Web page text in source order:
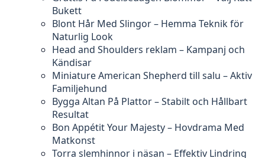
Bukett
Blont Hår Med Slingor – Hemma Teknik för
Naturlig Look
Head and Shoulders reklam – Kampanj och
Kändisar
Miniature American Shepherd till salu – Aktiv
Familjehund
Bygga Altan På Plattor – Stabilt och Hållbart
Resultat
Bon Appétit Your Majesty – Hovdrama Med
Matkonst
Torra slemhinnor i näsan – Effektiv Lindring